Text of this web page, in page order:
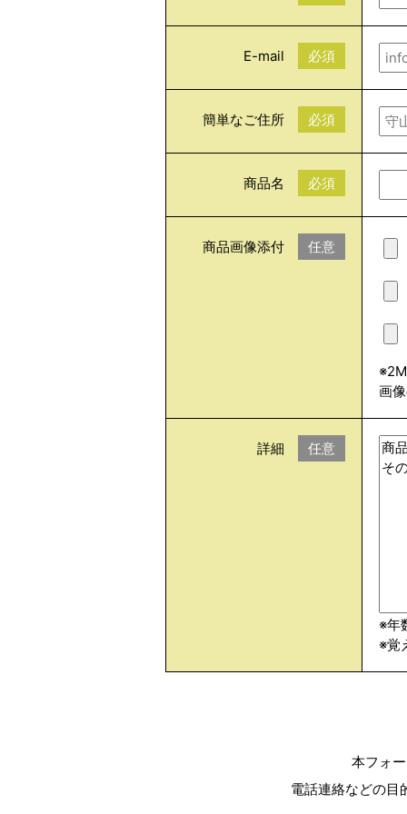
E-mail 必須
簡単なご住所 必須
商品名 必須
商品画像添付 任意
画
詳細 任意
※年
※覚
本フォ
電話連絡などの目